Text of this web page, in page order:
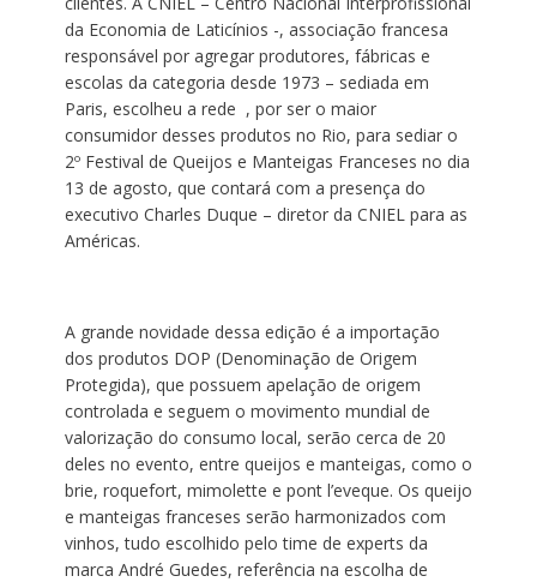
da Economia de Laticínios -, associação francesa
responsável por agregar produtores, fábricas e
escolas da categoria desde 1973 – sediada em
Paris, escolheu a rede , por ser o maior
consumidor desses produtos no Rio, para sediar o
2º Festival de Queijos e Manteigas Franceses no dia
13 de agosto, que contará com a presença do
executivo Charles Duque – diretor da CNIEL para as
Américas.
A grande novidade dessa edição é a importação
dos produtos DOP (Denominação de Origem
Protegida), que possuem apelação de origem
controlada e seguem o movimento mundial de
valorização do consumo local, serão cerca de 20
deles no evento, entre queijos e manteigas, como o
brie, roquefort, mimolette e pont l’eveque. Os queijo
e manteigas franceses serão harmonizados com
vinhos, tudo escolhido pelo time de experts da
marca André Guedes, referência na escolha de